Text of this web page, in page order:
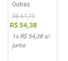
Comprimido
Revestido
Supera
Outras
R$ 61,79
R$54,38
1x R$ 54,38s/
juros